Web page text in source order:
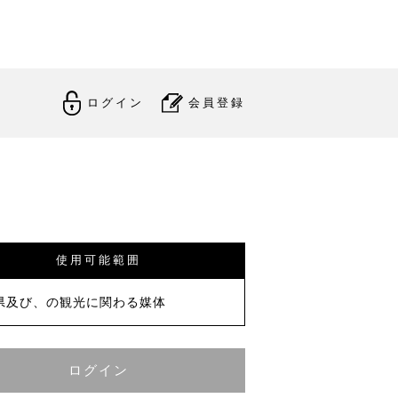
ログイン 会員登録
使用可能範囲
及び、の観光に関わる媒体
ログイン